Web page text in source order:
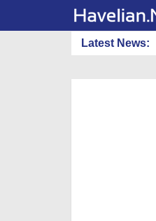
Latest News: